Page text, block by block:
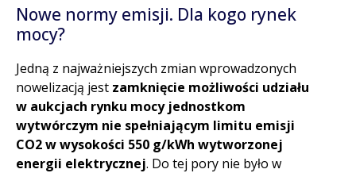
Nowe normy emisji. Dla kogo rynek
mocy?
Jedną z najważniejszych zmian wprowadzonych
nowelizacją jest zamknięcie możliwości udziału
w aukcjach rynku mocy jednostkom
wytwórczym nie spełniającym limitu emisji
CO2 w wysokości 550 g/kWh wytworzonej
energii elektrycznej. Do tej pory nie było w